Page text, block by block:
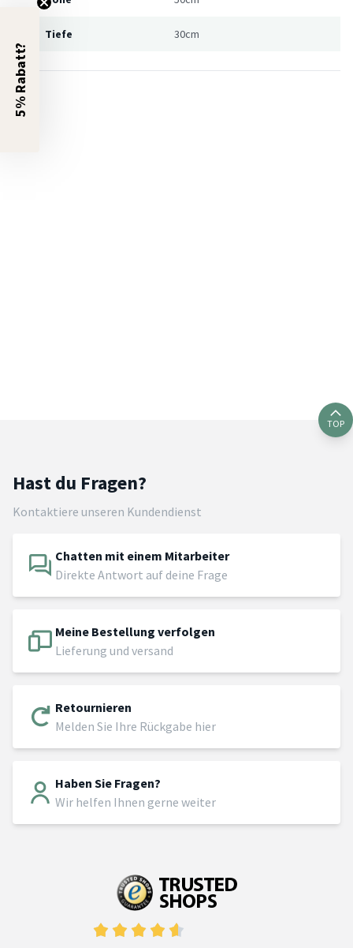
Tiefe 30cm
TOP
Hast du Fragen?
Kontaktiere unseren Kundendienst
Chatten mit einem Mitarbeiter
Direkte Antwort auf deine Frage
Meine Bestellung verfolgen
Lieferung und versand
Retournieren
Melden Sie Ihre Rückgabe hier
Haben Sie Fragen?
Wir helfen Ihnen gerne weiter
5% Rabatt?